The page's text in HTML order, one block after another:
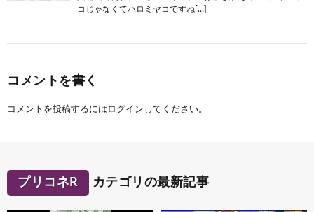
コじゃなくてハロミヤコですね[…]
コメントを書く
コメントを投稿するには ログイン してください。
プリコネR カテゴリの最新記事